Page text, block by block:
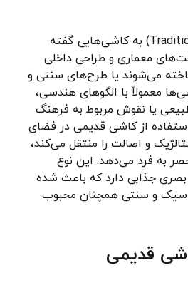
کاشی قدیمی (Traditional tile) به کاشی‌هایی گفته
معماری و طراحی داخلی
می‌شوند یا طرح‌های سنتی و
معمولاً با الگوهای هندسی،
یا نقوش مربوط به فرهنگ
از کاشی قدیمی در فضای
و اصالت را منتقل می‌کند،
به فرد می‌دهد. این نوع
بصری جذابی دارد که باعث شده
و سنتی همچنان محبوب